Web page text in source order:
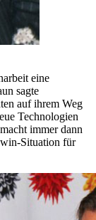
eine
sagte
auf ihrem Weg
Technologien
immer dann
Situation für